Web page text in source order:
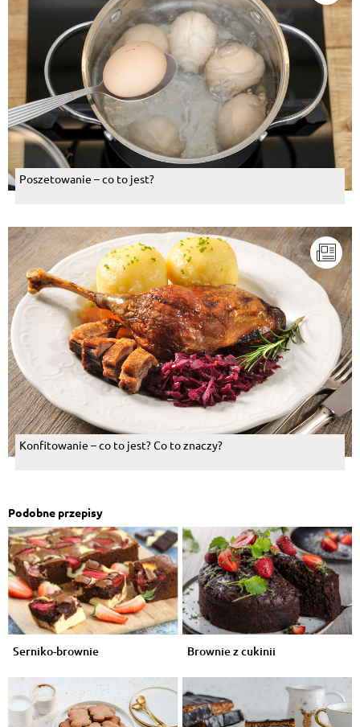
Poszetowanie – co to jest?
Konfitowanie – co to jest? Co to znaczy?
Podobne przepisy
Serniko-brownie Brownie z cukinii